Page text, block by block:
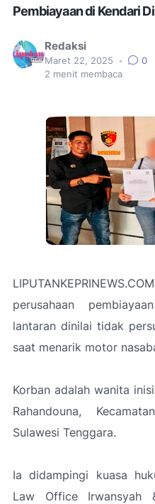
Pembiayaan di Kendari
Redaksi
Maret 22, 2025 •
0
2 menit membaca
perusahaan
lantaran dinilai tidak
saat menarik motor
Korban adalah wanita
Rahandouna,
Sulawesi Tenggara.
Ia didampingi kuasa
Law Office Irwansyah